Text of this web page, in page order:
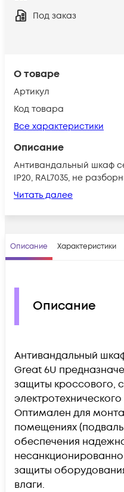
О товаре
Артикул
Код товара
Все характеристики
Описание
Антивандальный шкаф
IP20, RAL7035, не
Читать далее
Под заказ
Описание Характеристики
Описание
Антивандальный
Great 6U
защиты кроссового,
электротехнического
Оптимален для
помещениях
обеспечения
защиты
влаги.